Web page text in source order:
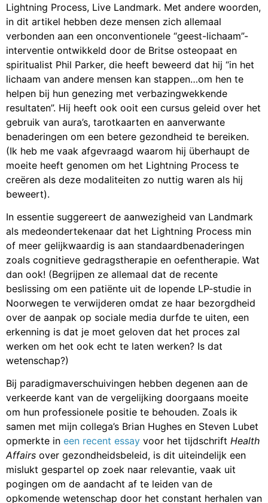
Lightning Process, Live Landmark. Met andere woorden,
in dit artikel hebben deze mensen zich allemaal
verbonden aan een onconventionele “geest-lichaam”-
interventie ontwikkeld door de Britse osteopaat en
spiritualist Phil Parker, die heeft beweerd dat hij “in het
lichaam van andere mensen kan stappen…om hen te
helpen bij hun genezing met verbazingwekkende
resultaten”. Hij heeft ook ooit een cursus geleid over het
gebruik van aura’s, tarotkaarten en aanverwante
benaderingen om een betere gezondheid te bereiken.
(Ik heb me vaak afgevraagd waarom hij überhaupt de
moeite heeft genomen om het Lightning Process te
creëren als deze modaliteiten zo nuttig waren als hij
beweert).
In essentie suggereert de aanwezigheid van Landmark
als medeondertekenaar dat het Lightning Process min
of meer gelijkwaardig is aan standaardbenaderingen
zoals cognitieve gedragstherapie en oefentherapie. Wat
dan ook! (Begrijpen ze allemaal dat de recente
beslissing om een patiënte uit de lopende LP-studie in
Noorwegen te verwijderen omdat ze haar bezorgdheid
over de aanpak op sociale media durfde te uiten, een
erkenning is dat je moet geloven dat het proces zal
werken om het ook echt te laten werken? Is dat
wetenschap?)
Bij paradigmaverschuivingen hebben degenen aan de
verkeerde kant van de vergelijking doorgaans moeite
om hun professionele positie te behouden. Zoals ik
samen met mijn collega’s Brian Hughes en Steven Lubet
opmerkte in een recent essay voor het tijdschrift Health
Affairs over gezondheidsbeleid, is dit uiteindelijk een
mislukt gespartel op zoek naar relevantie, vaak uit
pogingen om de aandacht af te leiden van de
opkomende wetenschap door het constant herhalen van